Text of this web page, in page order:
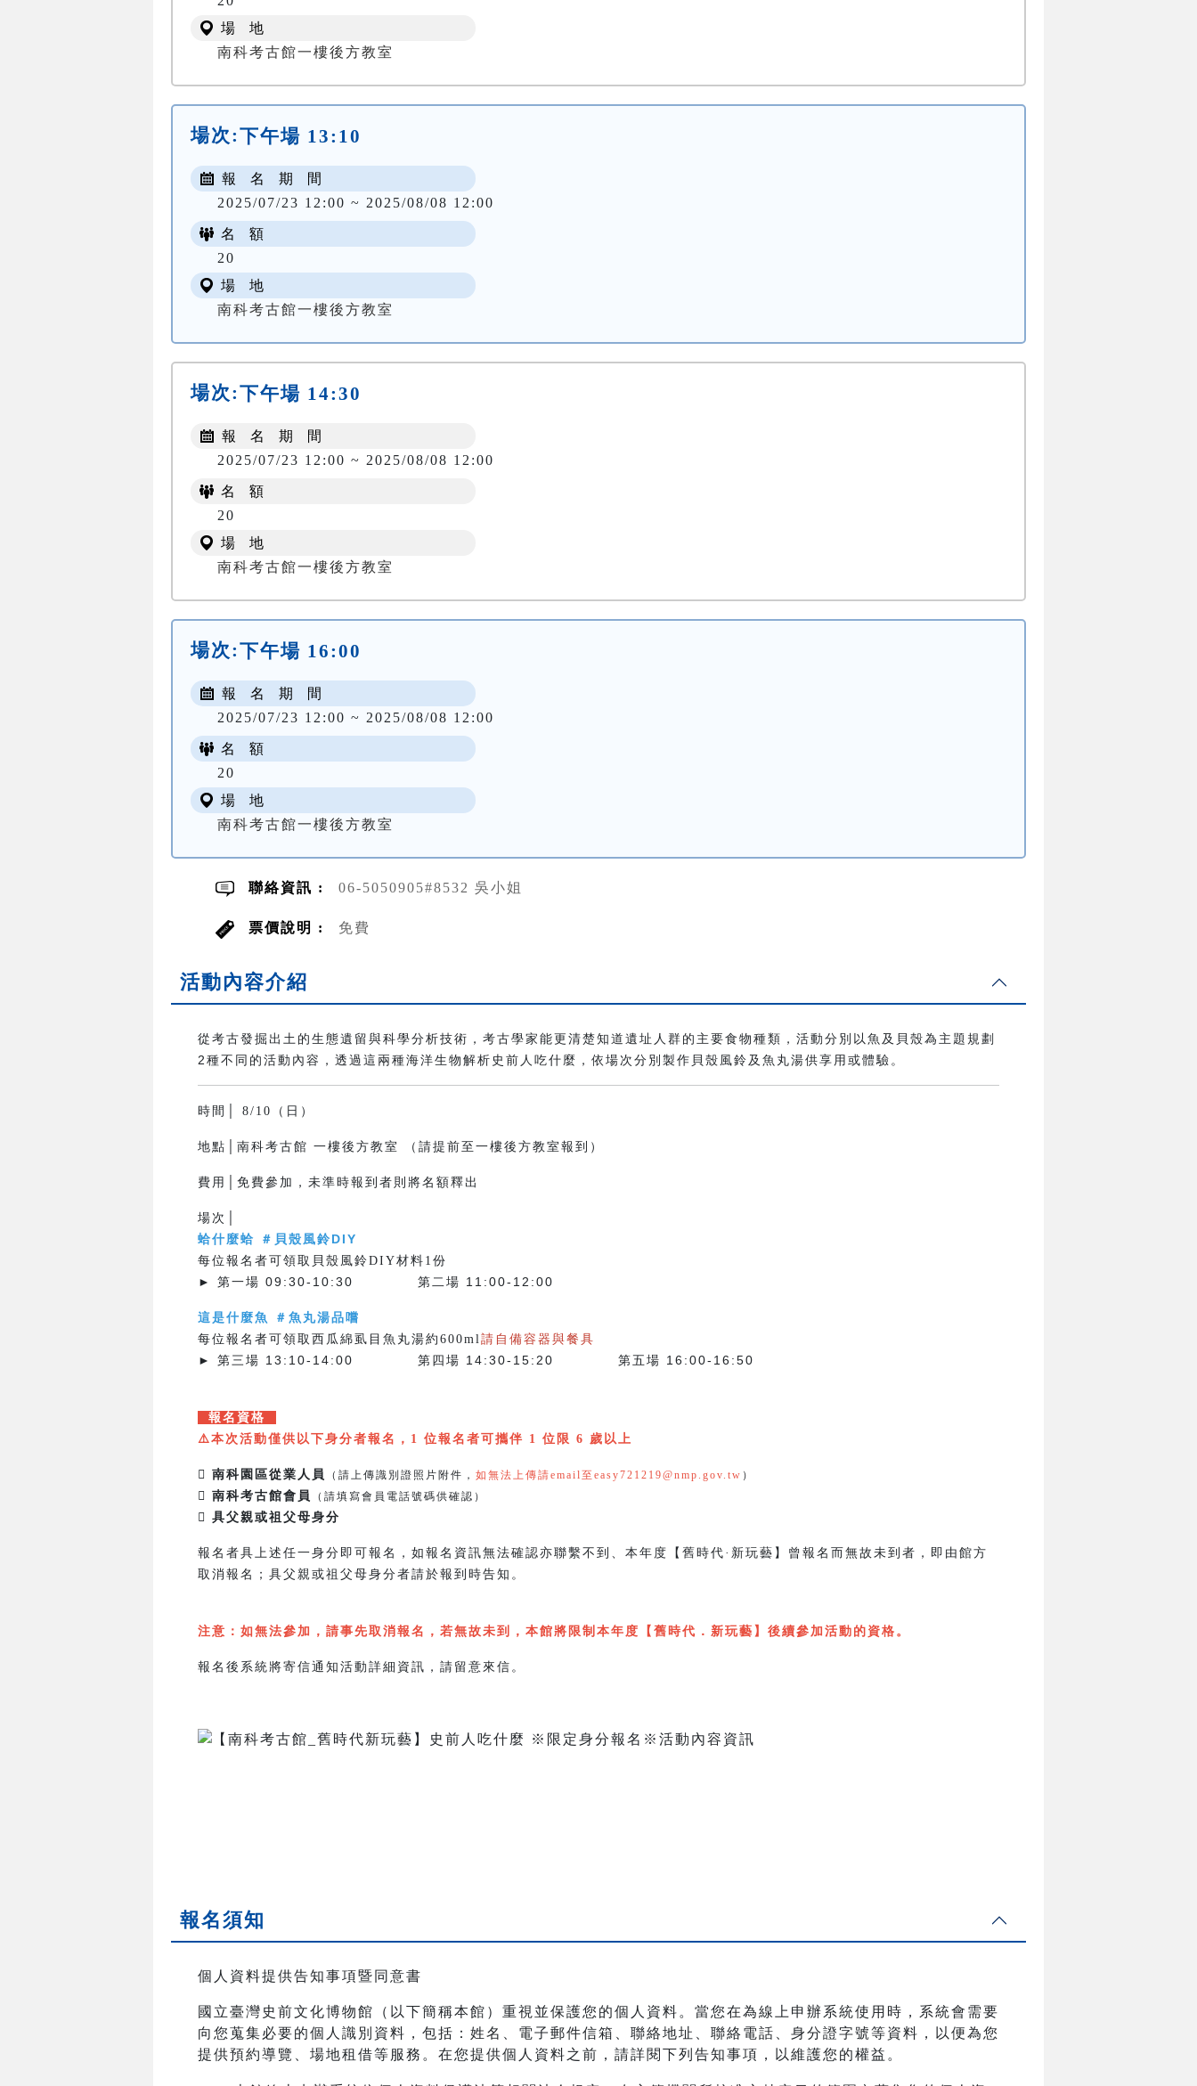
場 地
南科考古館一樓後方教室
場次:下午場 13:10
報 名 期 間
2025/07/23 12:00 ~ 2025/08/08 12:00
名 額
20
場 地
南科考古館一樓後方教室
場次:下午場 14:30
報 名 期 間
2025/07/23 12:00 ~ 2025/08/08 12:00
名 額
20
場 地
南科考古館一樓後方教室
場次:下午場 16:00
報 名 期 間
2025/07/23 12:00 ~ 2025/08/08 12:00
名 額
20
場 地
南科考古館一樓後方教室
聯絡資訊 : 06-5050905#8532 吳小姐
票價說明 : 免費
活動內容介紹
從考古發掘出土的生態遺留與科學分析技術，考古學家能更清楚知道遺址人群的主要食物種類，活動分別以魚及貝殼為主題規劃
2種不同的活動內容，透過這兩種海洋生物解析史前人吃什麼，依場次分別製作貝殼風鈴及魚丸湯供享用或體驗。
時間│ 8/10（日）
地點│南科考古館 一樓後方教室 （請提前至一樓後方教室報到）
費用│免費參加，未準時報到者則將名額釋出
場次│
蛤什麼蛤 ＃貝殼風鈴DIY
每位報名者可領取貝殼風鈴DIY材料1份
► 第一場 09:30-10:30 第二場 11:00-12:00
這是什麼魚 ＃魚丸湯品嚐
每位報名者可領取西瓜綿虱目魚丸湯約600ml請自備容器與餐具
► 第三場 13:10-14:00 第四場 14:30-15:20 第五場 16:00-16:50
報名資格
⚠️本次活動僅供以下身分者報名，1 位報名者可攜伴 1 位限 6 歲以上
 南科園區從業人員 （請上傳識別證照片附件， 如無法上傳請email至easy721219@nmp.gov.tw ）
 南科考古館會員 （請填寫會員電話號碼供確認）
 具父親或祖父母身分
報名者具上述任一身分即可報名，如報名資訊無法確認亦聯繫不到、本年度【舊時代·新玩藝】曾報名而無故未到者，即由館方
取消報名；具父親或祖父母身分者請於報到時告知。
注意：如無法參加，請事先取消報名，若無故未到，本館將限制本年度【舊時代．新玩藝】後續參加活動的資格。
報名後系統將寄信通知活動詳細資訊，請留意來信。
報名須知
個人資料提供告知事項暨同意書
國立臺灣史前文化博物館（以下簡稱本館）重視並保護您的個人資料。當您在為線上申辦系統使用時，系統會需要
向您蒐集必要的個人識別資料，包括：姓名、電子郵件信箱、聯絡地址、聯絡電話、身分證字號等資料，以便為您
提供預約導覽、場地租借等服務。在您提供個人資料之前，請詳閱下列告知事項，以維護您的權益。